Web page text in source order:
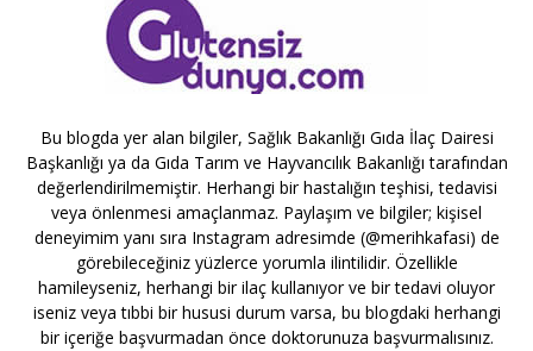
Bu blogda yer alan bilgiler, Sağlık Bakanlığı Gıda İlaç Dairesi
Başkanlığı ya da Gıda Tarım ve Hayvancılık Bakanlığı tarafından
değerlendirilmemiştir. Herhangi bir hastalığın teşhisi, tedavisi
veya önlenmesi amaçlanmaz. Paylaşım ve bilgiler; kişisel
deneyimim yanı sıra Instagram adresimde (@merihkafasi) de
görebileceğiniz yüzlerce yorumla ilintilidir. Özellikle
hamileyseniz, herhangi bir ilaç kullanıyor ve bir tedavi oluyor
iseniz veya tıbbi bir hususi durum varsa, bu blogdaki herhangi
bir içeriğe başvurmadan önce doktorunuza başvurmalısınız.